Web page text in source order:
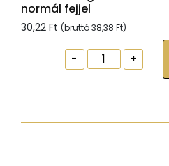
normál fejjel
30,22 Ft (bruttó38,38 Ft)
-
Ablak
tokrögzítõ
7,5x92
+